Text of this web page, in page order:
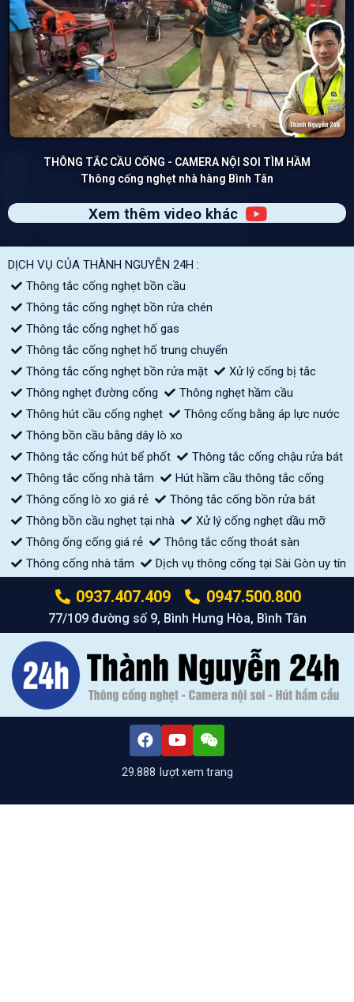
THÔNG TẮC CẦU CỐNG - CAMERA NỘI SOI TÌM HẦM
Thông cống nghẹt nhà hàng Bình Tân
Xem thêm video khác
DỊCH VỤ CỦA THÀNH NGUYỄN 24H :
Thông tắc cống nghẹt bồn cầu
Thông tắc cống nghẹt bồn rửa chén
Thông tắc cống nghẹt hố gas
Thông tắc cống nghẹt hố trung chuyển
Thông tắc cống nghẹt bồn rửa mặt
Xử lý cống bị tắc
Thông nghẹt đường cống
Thông nghẹt hầm cầu
Thông hút cầu cống nghẹt
Thông cống bằng áp lực nước
Thông bồn cầu bằng dây lò xo
Thông tắc cống hút bể phốt
Thông tắc cống chậu rửa bát
Thông tắc cống nhà tắm
Hút hầm cầu thông tắc cống
Thông cống lò xo giá rẻ
Thông tắc cống bồn rửa bát
Thông bồn cầu nghẹt tại nhà
Xử lý cống nghẹt dầu mỡ
Thông ống cống giá rẻ
Thông tắc cống thoát sàn
Thông cống nhà tắm
Dịch vụ thông cống tại Sài Gòn uy tín
0937.407.409 0947.500.800
77/109 đường số 9, Bình Hưng Hòa, Bình Tân
29.888 lượt xem trang